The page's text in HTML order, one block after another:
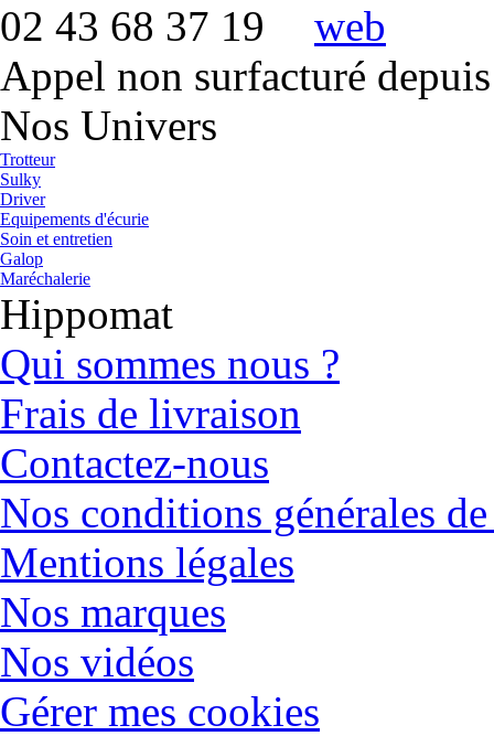
02 43 68 37 19
Appel non surfacturé
Nos Univers
Trotteur
Sulky
Driver
Equipements d'écurie
Soin et entretien
Galop
Maréchalerie
Hippomat
Qui sommes nous ?
Frais de livraison
Contactez-nous
Nos conditions générales
Mentions légales
Nos marques
Nos vidéos
Gérer mes cookies